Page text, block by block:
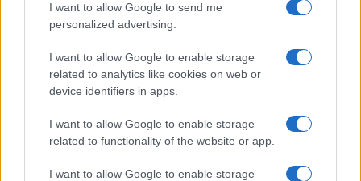
I want to allow Google to send me
personalized advertising.
I want to allow Google to enable storage
related to analytics like cookies on web or
device identifiers in apps.
I want to allow Google to enable storage
related to functionality of the website or app.
I want to allow Google to enable storage
EuroLeague: Οι
ενθουσιώδεις
πρωτοεμφανιζόμενοι
Ευρωπαϊκό Κορασίδων Β'
Το πανόραμα